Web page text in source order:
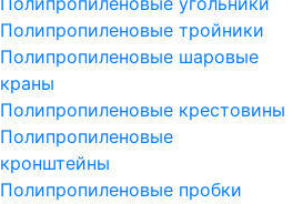
Полипропиленовые тройники
Полипропиленовые шаровые
краны
Полипропиленовые крестовины
Полипропиленовые
кронштейны
Полипропиленовые пробки